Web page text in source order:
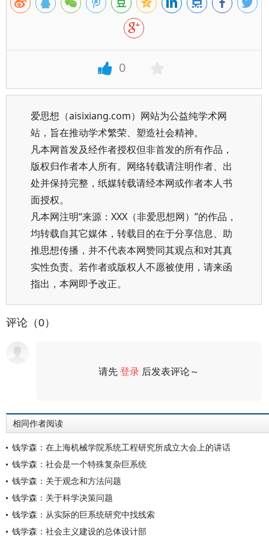
0
爱思想（aisixiang.com）网站为公益纯学术网
站，旨在推动学术繁荣、塑造社会精神。
凡本网首发及经作者授权但非首发的所有作品，
版权归作者本人所有。网络转载请注明作者、出
处并保持完整，纸媒转载请经本网或作者本人书
面授权。
凡本网注明“来源：XXX（非爱思想网）”的作品，
均转载自其它媒体，转载目的在于分享信息、助
推思想传播，并不代表本网赞同其观点和对其真
实性负责。若作者或版权人不愿被使用，请来函
指出，本网即予改正。
评论（0）
请先登录 后发表评论～
相同作者阅读
钱学森：在上海机械学院系统工程研究所成立大会上的讲话
钱学森：社会是一个特殊复杂巨系统
钱学森：关于观念和方法问题
钱学森：关于科学决策问题
钱学森：从实际的巨系统研究中找线索
钱学森：社会主义建设的总体设计部